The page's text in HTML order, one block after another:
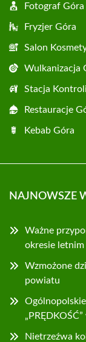
Fotograf Góra
Fryzjer Góra
Salon
Wulkanizacja
Stacja
Restauracje
Kebab Góra
NAJNOWSZE
Ważne
okresie letnim
Wzmożone
powiatu
Nietrzeźwa